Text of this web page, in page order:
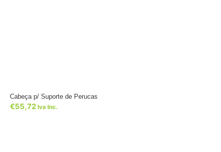
Cabeça p/ Suporte de Perucas
€55,72 Iva Inc.